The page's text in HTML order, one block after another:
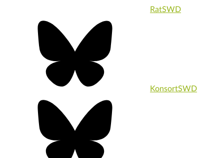
RatSWD
KonsortSWD